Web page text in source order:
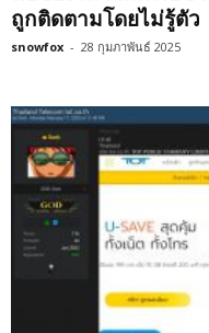
ถูกติดตามโดยไม่รู้ตัว
snowfox - 28 กุมภาพันธ์ 2025